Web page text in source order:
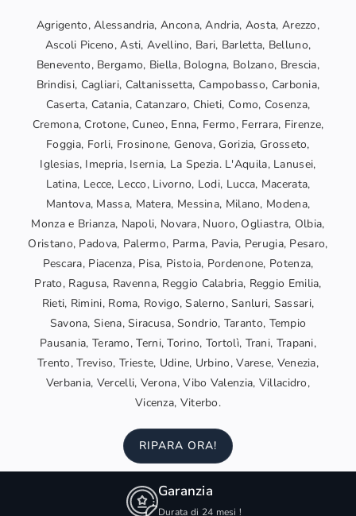
Agrigento, Alessandria, Ancona, Andria, Aosta, Arezzo,
Ascoli Piceno, Asti, Avellino, Bari, Barletta, Belluno,
Benevento, Bergamo, Biella, Bologna, Bolzano, Brescia,
Brindisi, Cagliari, Caltanissetta, Campobasso, Carbonia,
Caserta, Catania, Catanzaro, Chieti, Como, Cosenza,
Cremona, Crotone, Cuneo, Enna, Fermo, Ferrara, Firenze,
Foggia, Forli, Frosinone, Genova, Gorizia, Grosseto,
Iglesias, Imepria, Isernia, La Spezia. L'Aquila, Lanusei,
Latina, Lecce, Lecco, Livorno, Lodi, Lucca, Macerata,
Mantova, Massa, Matera, Messina, Milano, Modena,
Monza e Brianza, Napoli, Novara, Nuoro, Ogliastra, Olbia,
Oristano, Padova, Palermo, Parma, Pavia, Perugia, Pesaro,
Pescara, Piacenza, Pisa, Pistoia, Pordenone, Potenza,
Prato, Ragusa, Ravenna, Reggio Calabria, Reggio Emilia,
Rieti, Rimini, Roma, Rovigo, Salerno, Sanluri, Sassari,
Savona, Siena, Siracusa, Sondrio, Taranto, Tempio
Pausania, Teramo, Terni, Torino, Tortolì, Trani, Trapani,
Trento, Treviso, Trieste, Udine, Urbino, Varese, Venezia,
Verbania, Vercelli, Verona, Vibo Valenzia, Villacidro,
Vicenza, Viterbo.
RIPARA ORA!
Garanzia
Durata di 24 mesi !